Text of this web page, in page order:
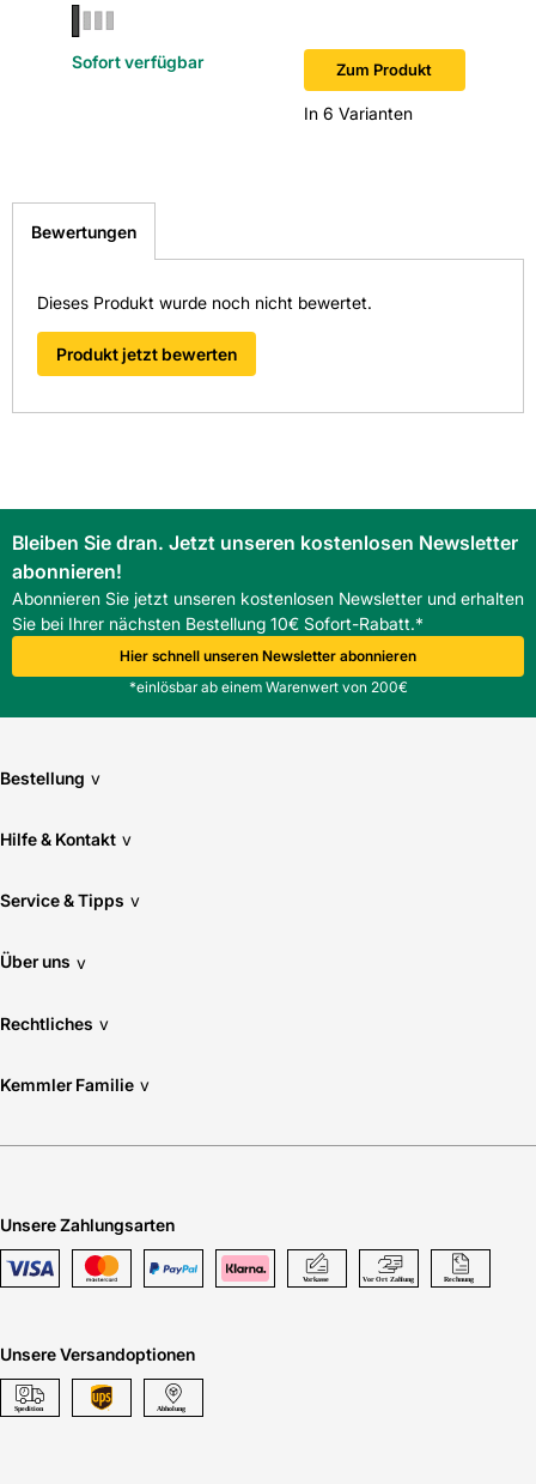
Zum Produkt
In 6 Varianten
Sofort verfügbar
Bewertungen
Dieses Produkt wurde noch nicht bewertet.
Produkt jetzt bewerten
Bleiben Sie dran. Jetzt unseren kostenlosen Newsletter
abonnieren!
Abonnieren Sie jetzt unseren kostenlosen Newsletter und erhalten
Sie bei Ihrer nächsten Bestellung 10€ Sofort-Rabatt.*
Hier schnell unseren Newsletter abonnieren
*einlösbar ab einem Warenwert von 200€
Bestellung v
Hilfe & Kontakt v
Service & Tipps v
Über uns v
Rechtliches v
Kemmler Familie v
Unsere Zahlungsarten
Unsere Versandoptionen